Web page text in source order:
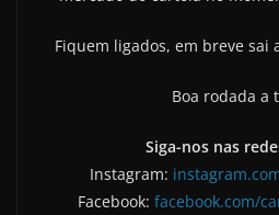
Fiquem ligados, em breve sai
Boa rodada a
Siga-nos nas
Instagram:
Facebook: facebook.com/